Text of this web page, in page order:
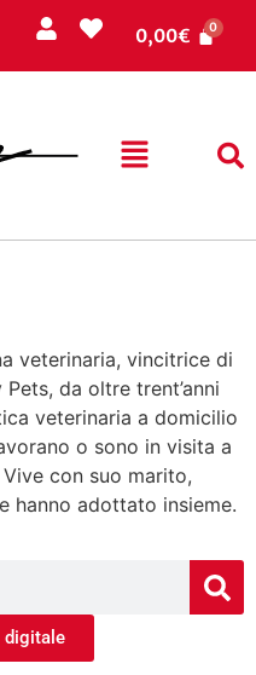
0,00€
veterinaria, vincitrice di
da oltre trent’anni
veterinaria a domicilio
o sono in visita a
con suo marito,
hanno adottato insieme.
digitale